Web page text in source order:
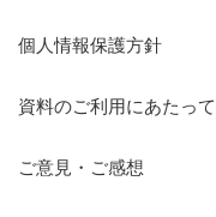
個人情報保護方針
資料のご利用にあたって
ご意見・ご感想